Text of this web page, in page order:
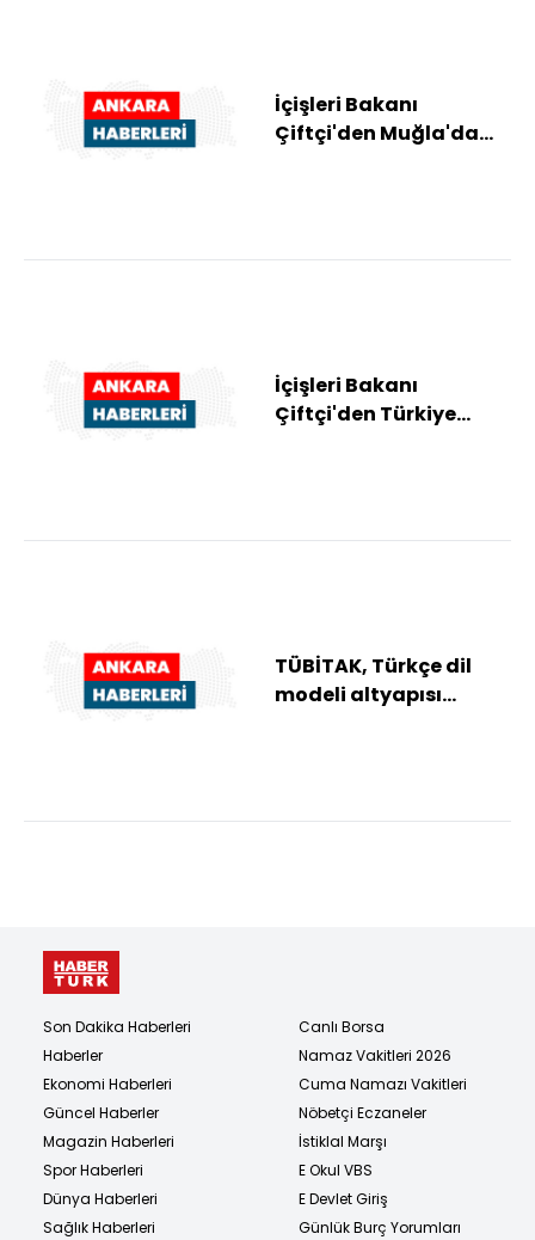
İçişleri Bakanı
Çiftçi'den Muğla'da
İçişleri Bakanı
Çiftçi'den Türkiye
TÜBİTAK, Türkçe dil
modeli altyapısı
Son Dakika Haberleri
Haberler
Ekonomi Haberleri
Güncel Haberler
Magazin Haberleri
Spor Haberleri
Dünya Haberleri
Sağlık Haberleri
Canlı Borsa
Namaz Vakitleri 2026
Cuma Namazı Vakitleri
Nöbetçi Eczaneler
İstiklal Marşı
E Okul VBS
E Devlet Giriş
Günlük Burç Yorumları